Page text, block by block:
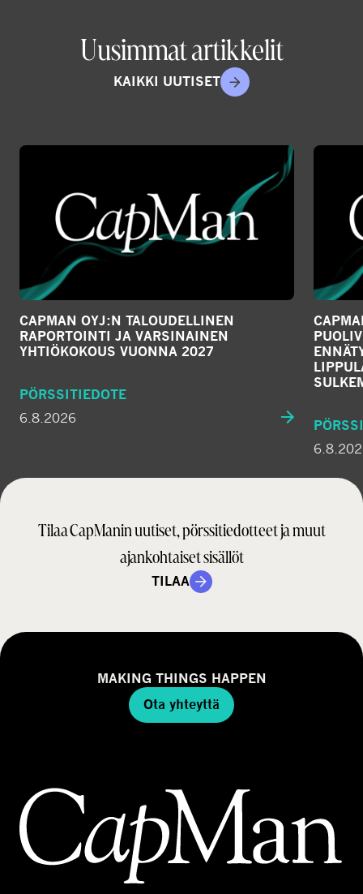
Uusimmat artikkelit
KAIKKI UUTISET
CAPMAN OYJ:N TALOUDELLINEN
RAPORTOINTI JA VARSINAINEN
YHTIÖKOKOUS VUONNA 2027
PÖRSSITIEDOTE
6.8.2026
Tilaa CapManin uutiset, pörssitiedotteet ja muut
ajankohtaiset sisällöt
TILAA
MAKING THINGS HAPPEN
Ota yhteyttä